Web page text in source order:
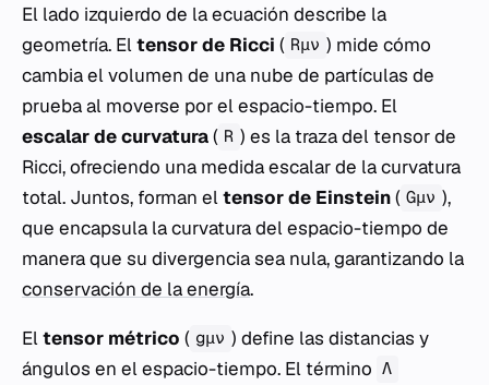
El lado izquierdo de la ecuación describe la
geometría. Eltensor de Ricci ( Rμν ) mide cómo
cambia el volumen de una nube de partículas de
prueba al moverse por el espacio-tiempo. El
escalar de curvatura( R ) es la traza del tensor de
Ricci, ofreciendo una medida escalar de la curvatura
total. Juntos, forman eltensor de Einstein( Gμν ),
que encapsula la curvatura del espacio-tiempo de
manera que su divergencia sea nula, garantizando la
conservación de la energía.
Eltensor métrico ( gμν ) define las distancias y
ángulos en el espacio-tiempo. El término Λ